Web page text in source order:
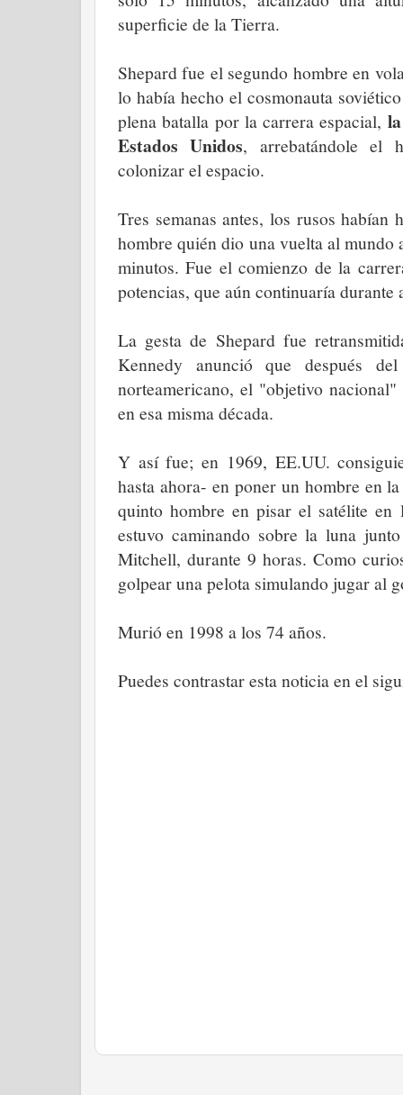
superficie de la Tierra.
Shepard fue el segundo hombre en
lo había hecho el cosmonauta
plena batalla por la carrera espacial,
Estados Unidos, arrebatándole el
colonizar el espacio.
Tres semanas antes, los rusos
hombre quién dio una vuelta al mundo
minutos. Fue el comienzo de la
potencias, que aún continuaría durante
La gesta de Shepard fue
Kennedy anunció que después
norteamericano, el "objetivo
en esa misma década.
Y así fue; en 1969, EE.UU.
hasta ahora- en poner un hombre en
quinto hombre en pisar el satélite
estuvo caminando sobre la luna
Mitchell, durante 9 horas. Como
golpear una pelota simulando jugar al
Murió en 1998 a los 74 años.
Puedes contrastar esta noticia en el